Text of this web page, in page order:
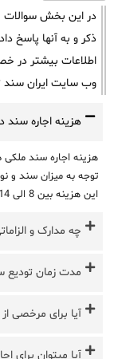
در این بخش سوالات
ذکر و به آنها پاسخ
اطلاعات بیشتر در
وب سایت ایران سند
هزینه اجاره
هزینه اجاره سند
توجه به میزان سند و
این هزینه بین 8 الی 14 درصد میزان سند میباشد.
چه مدارک و
مدت زمان
آیا برای مرخصی
آیا میتوان برای